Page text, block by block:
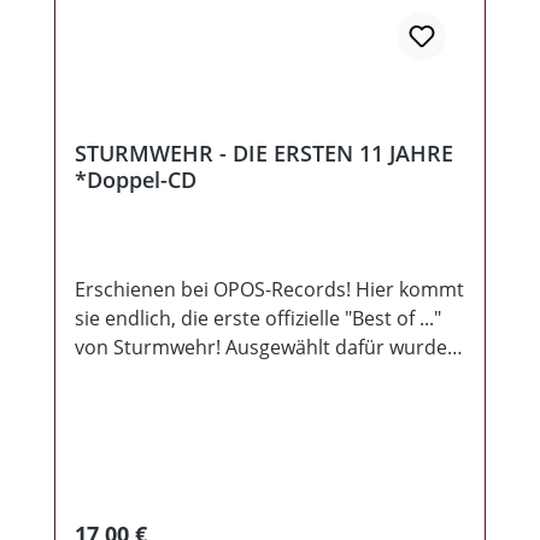
STURMWEHR - DIE ERSTEN 11 JAHRE
*Doppel-CD
Erschienen bei OPOS-Records! Hier kommt
sie endlich, die erste offizielle "Best of ..."
von Sturmwehr! Ausgewählt dafür wurden
Mischung aus zeitlosen Texten und
Regulärer Preis: